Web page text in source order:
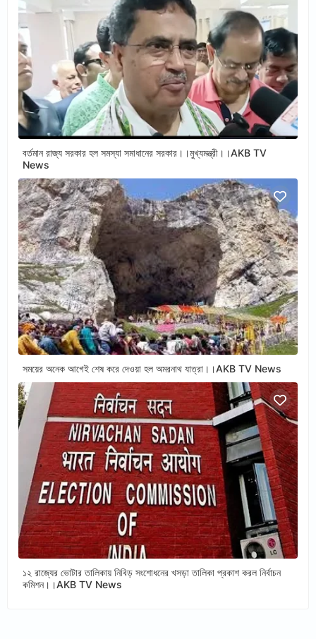
বর্তমান রাজ্য সরকার হল সমস্যা সমাধানের সরকার।।মুখ্যমন্ত্রী।।AKB TV
News
সময়ের অনেক আগেই শেষ করে দেওয়া হল অমরনাথ যাত্রা।।AKB TV News
১২ রাজ্যের ভোটার তালিকায় নিবিড় সংশোধনের খসড়া তালিকা প্রকাশ করল নির্বাচন
কমিশন।।AKB TV News